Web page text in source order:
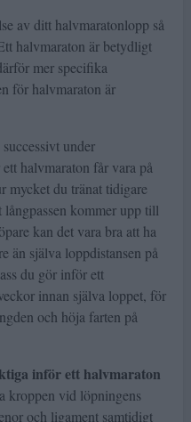
av ditt halvmaratonlopp så
halvmaraton är betydligt
mer specifika
för halvmaraton är
under
halvmaraton får vara på
mycket du tränat tidigare
kommer upp till
kan det vara bra att ha
än själva loppdistansen på
du gör inför ett
innan själva loppet, för
och höja farten på
inför ett halvmaraton
kroppen vid löpningens
och ligament samtidigt